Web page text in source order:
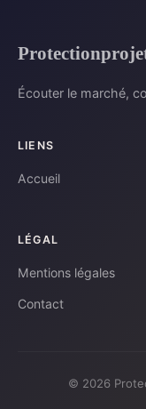
Écouter le marché,
LIENS
Accueil
LÉGAL
Mentions légales
Contact
© 2026